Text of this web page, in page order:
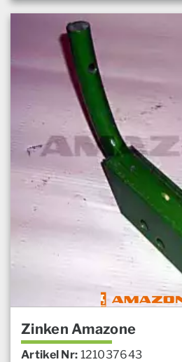
Zinken Amazone
Artikel Nr: 121037643